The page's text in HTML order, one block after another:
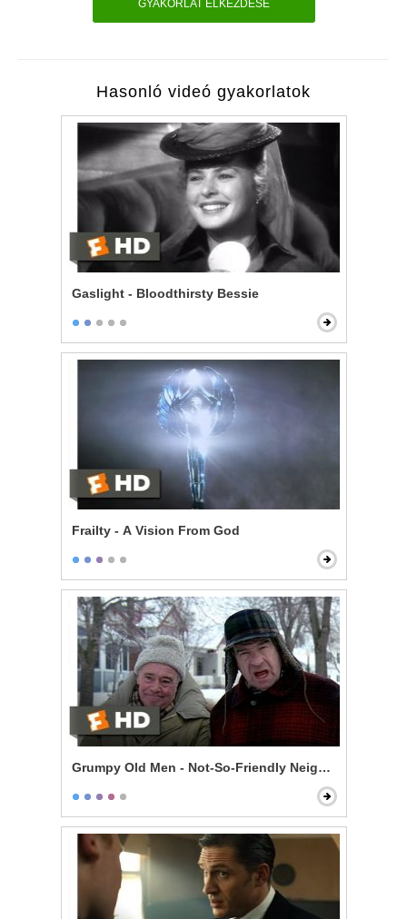
GYAKORLAT ELKEZDÉSE
Hasonló videó gyakorlatok
Gaslight - Bloodthirsty Bessie
Frailty - A Vision From God
Grumpy Old Men - Not-So-Friendly Neighbors